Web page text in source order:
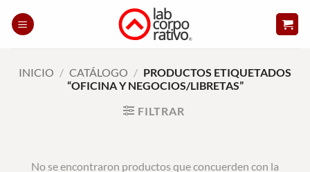
INICIO / CATÁLOGO / PRODUCTOS ETIQUETADOS
“OFICINA Y NEGOCIOS/LIBRETAS”
FILTRAR
No se encontraron productos que concuerden con la